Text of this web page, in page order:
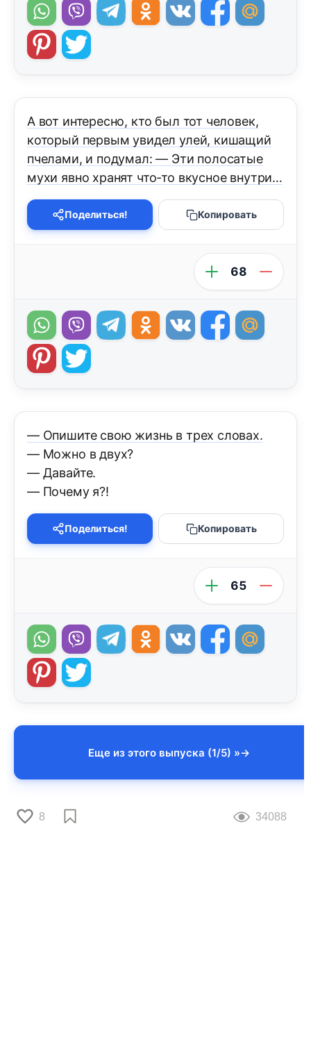
А вот интересно, кто был тот человек,
который первым увидел улей, кишащий
пчелами, и подумал: — Эти полосатые
мухи явно хранят что-то вкусное внутри…
Поделиться! Копировать
68
— Опишите свою жизнь в трех словах.
— Можно в двух?
— Давайте.
— Почему я?!
Поделиться! Копировать
65
Еще из этого выпуска (1/5) »
8 34088